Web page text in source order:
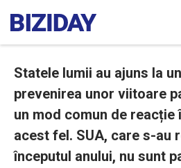
Statele lumii au ajuns la
prevenirea unor viitoare
un mod comun de reacție
acest fel. SUA, care s-au
începutul anului, nu sunt